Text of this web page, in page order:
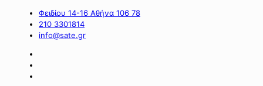
Φειδίου 14-16 Αθήνα 106 78
210 3301814
info@sate.gr